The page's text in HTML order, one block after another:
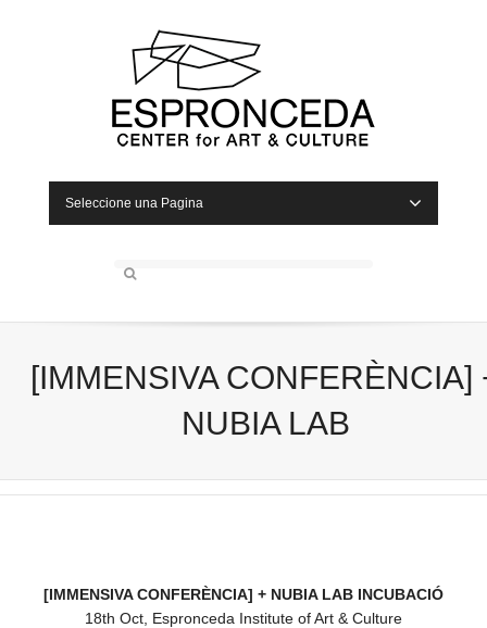
Seleccione una Pagina
[IMMENSIVA CONFERÈNCIA]
NUBIA LAB
[IMMENSIVA CONFERÈNCIA] + NUBIA LAB INCUBACIÓ
18th Oct, Espronceda Institute of Art & Culture